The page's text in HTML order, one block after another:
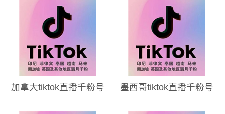
加拿大tiktok直播千粉号 墨西哥tiktok直播千粉号